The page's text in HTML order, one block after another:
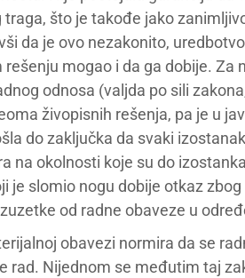
što je takođe jako
da je ovo nezakonito,
rešenju mogao i da ga dobije.
odnosa (valjda po sili
živopisnih rešenja, pa je u
do zaključka da svaki
na okolnosti koje su do
je slomio nogu dobije otkaz
od radne obaveze u
obavezi normira da se
rad. Nijednom se međutim taj